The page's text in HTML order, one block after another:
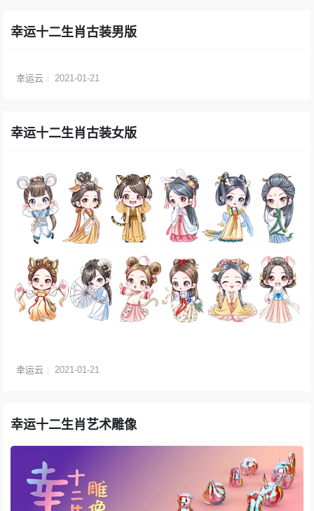
幸运十二生肖古装男版
幸运云 2021-01-21
幸运十二生肖古装女版
幸运云 2021-01-21
幸运十二生肖艺术雕像